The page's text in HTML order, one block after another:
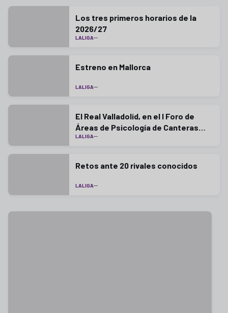
Los tres primeros horarios de la
2026/27
LALIGA
Estreno en Mallorca
LALIGA
El Real Valladolid, en el I Foro de
Áreas de Psicología de Canteras
LaLiga
LALIGA
Retos ante 20 rivales conocidos
LALIGA